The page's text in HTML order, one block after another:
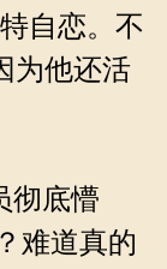
自恋。不
为他还活
底懵
难道真的